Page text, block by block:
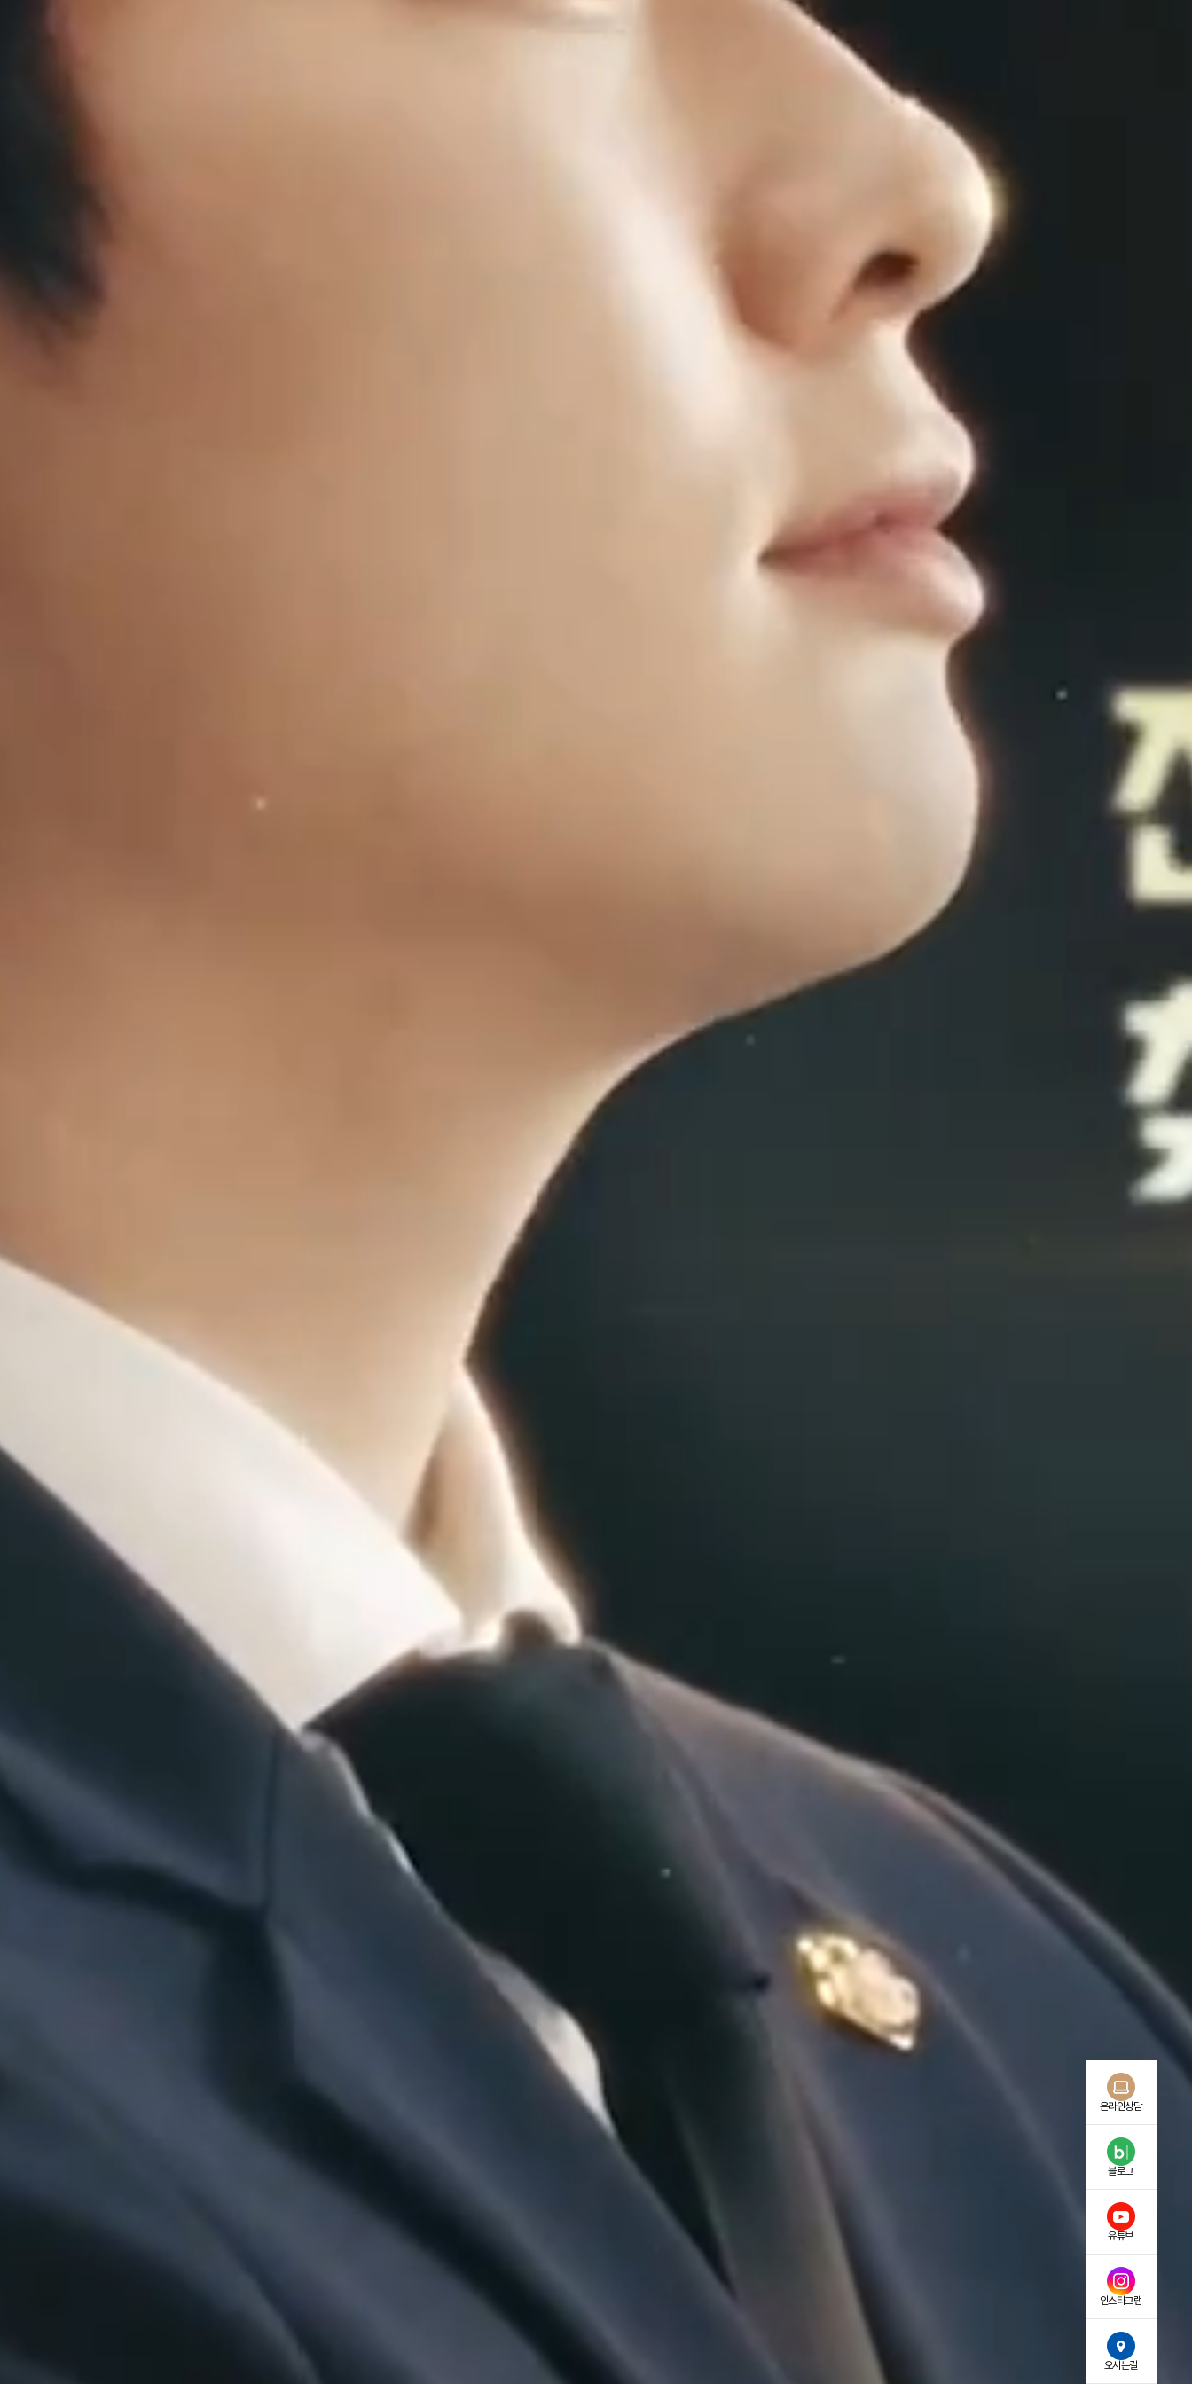
온라인상담
블로그
유튜브
인스타그램
오시는길